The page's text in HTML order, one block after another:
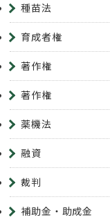
種苗法
育成者権
著作権
著作権
薬機法
融資
裁判
補助金・助成金